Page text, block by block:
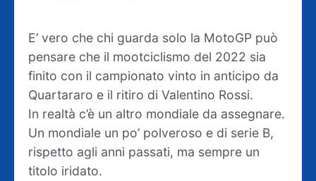
E’ vero che chi guarda solo la MotoGP può
pensare che il mootciclismo del 2022 sia
finito con il campionato vinto in anticipo da
Quartararo e il ritiro di Valentino Rossi.
In realtà c’è un altro mondiale da assegnare.
Un mondiale un po’ polveroso e di serie B,
rispetto agli anni passati, ma sempre un
titolo iridato.